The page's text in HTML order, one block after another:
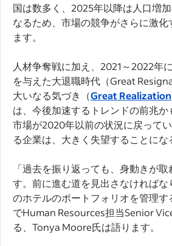
国は数多く、2025年以降は人口増
なるため、市場の競争がさらに激
ます。
人材争奪戦に加え、2021～2022年
を与えた大退職時代（Great
大いなる気づき（Great Realization
は、今後加速するトレンドの前兆
市場が2020年以前の状況に戻って
る企業は、大きく失望することにな
「過去を振り返っても、身動きが
す。前に進む道を見出さなければ
のホテルのポートフォリオを管理
でHuman Resources担当Senior
る、Tonya Moore氏は語ります。